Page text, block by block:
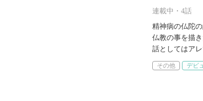
連載中 ・ 4話
精神病の仏陀
仏教の事を描
話としてはア
その他 デビ